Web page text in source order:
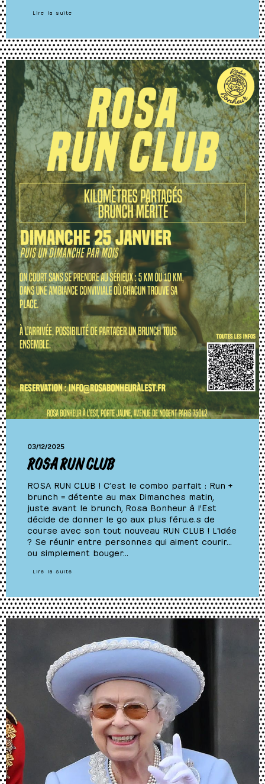
Lire la suite
03/12/2025
ROSA RUN CLUB
ROSA RUN CLUB ! C’est le combo parfait : Run +
brunch = détente au max Dimanches matin,
juste avant le brunch, Rosa Bonheur à l’Est
décide de donner le go aux plus féru.e.s de
course avec son tout nouveau RUN CLUB ! L'idée
? Se réunir entre personnes qui aiment courir…
ou simplement bouger…
Lire la suite